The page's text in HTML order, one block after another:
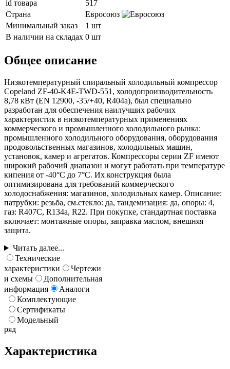
id товара
517
Страна
Евросоюз
Минимальный заказ
1 шт
В наличии на складах 0 шт
Общее описание
Низкотемпературный спиральный холодильный компрессор
Copeland ZF-40-K4E-TWD-551, холодопроизводительность
8,78 кВт (EN 12900, -35/+40, R404a), был специально
разработан для обеспечения наилучших рабочих
характеристик в низкотемпературных применениях
коммерческого и промышленного холодильного рынка:
промышленного холодильного оборудования, оборудования
продовольственных магазинов, холодильных машин,
установок, камер и агрегатов. Компрессоры серии ZF имеют
широкий рабочий диапазон и могут работать при температуре
кипения от -40°C до 7°C. Их конструкция была
оптимизирована для требований коммерческого
холодоснабжения: магазинов, холодильных камер. Описание:
патрубки: резьба, см.стекло: да, тандемизация: да, опоры: 4,
газ: R407C, R134a, R22. При покупке, стандартная поставка
включает: монтажные опоры, заправка маслом, внешняя
защита.
Читать далее...
Технические
характеристики
Чертежи
и схемы
Дополнительная
информация
Аналоги
Комплектующие
Сертификаты
Модельный
ряд
Характеристика